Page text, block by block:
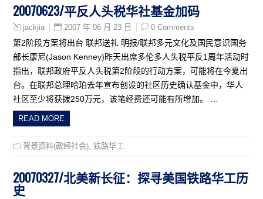
20070623/平反人头税华社基金加码
jackjia 2007 年 06 月 23 日 0 Comments
第2阶段方案将出台 联邦送礼 明报/联邦多元文化及国民意识国务
部长康尼(Jason Kenney)昨天出席多伦多人头税平反1周年活动时
指出，联邦政府平反人头税第2阶段的行动方案，可能将在今夏出
台。在联邦总理哈珀去年宣布创设的社区历史确认基金中，华人
社区至少将获拨250万元，该笔经费还可能有所增加。 …
READ MORE
背景资料(政经社会) ,铁路华工
20070327/北美新长征：探寻美国铁路华工历
史